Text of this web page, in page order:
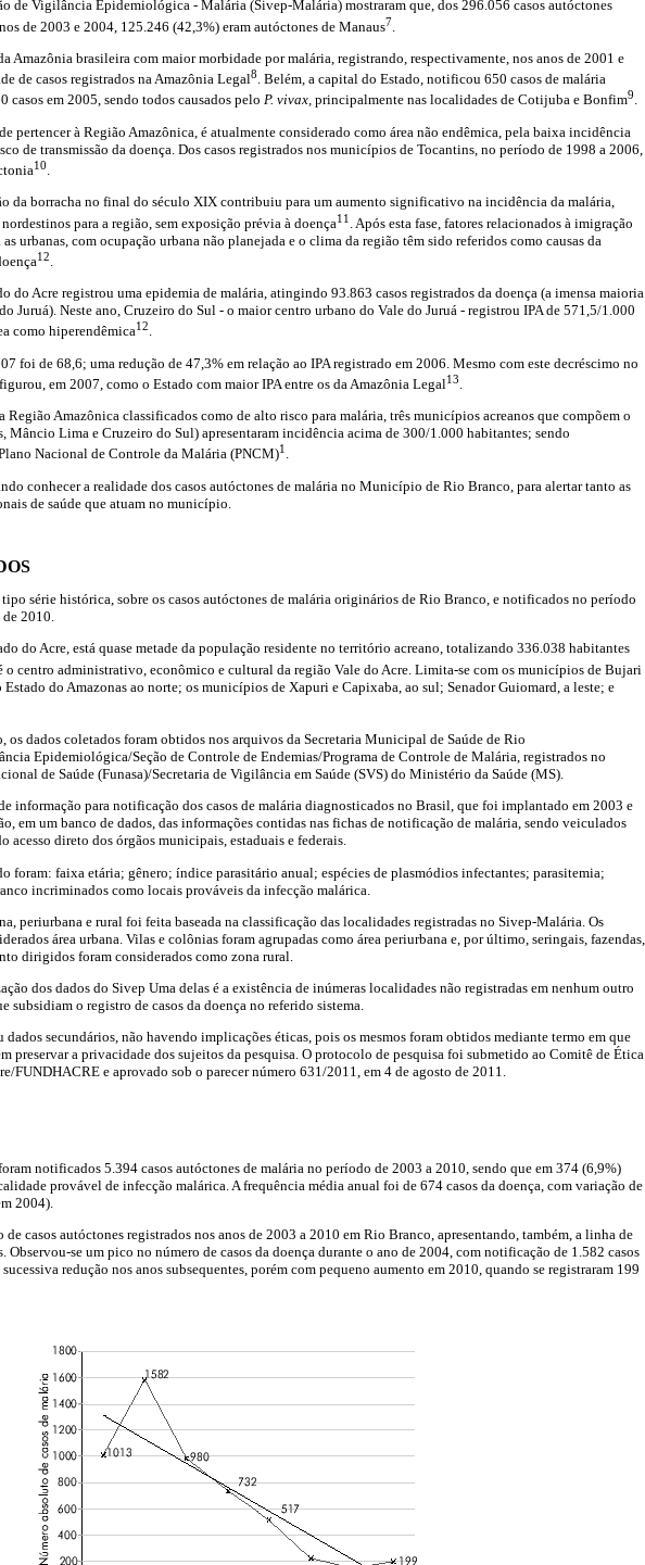
de Vigilância Epidemiológica - Malária (Sivep-Malária) mostraram que, dos 296.056 casos autóctones
de 2003 e 2004, 125.246 (42,3%) eram autóctones de Manaus7
Amazônia brasileira com maior morbidade por malária, registrando, respectivamente, nos anos de 2001 e
de casos registrados na Amazônia Legal8. Belém, a capital do Estado, notificou 650 casos de malária
casos em 2005, sendo todos causados pelo P. vivax, principalmente nas localidades de Cotijuba e Bonfim9.
pertencer à Região Amazônica, é atualmente considerado como área não endêmica, pela baixa incidência
de transmissão da doença. Dos casos registrados nos municípios de Tocantins, no período de 1998 a 2006,
10
da borracha no final do século XIX contribuiu para um aumento significativo na incidência da malária,
para a região, sem exposição prévia à doença11
. Após esta fase, fatores relacionados à imigração
as urbanas, com ocupação urbana não planejada e o clima da região têm sido referidos como causas da
12
do Acre registrou uma epidemia de malária, atingindo 93.863 casos registrados da doença (a imensa maioria
Juruá). Neste ano, Cruzeiro do Sul - o maior centro urbano do Vale do Juruá - registrou IPA de 571,5/1.000
como hiperendêmica12.
foi de 68,6; uma redução de 47,3% em relação ao IPA registrado em 2006. Mesmo com este decréscimo no
em 2007, como o Estado com maior IPA entre os da Amazônia Legal13
Amazônica classificados como de alto risco para malária, três municípios acreanos que compõem o
Mâncio Lima e Cruzeiro do Sul) apresentaram incidência acima de 300/1.000 habitantes; sendo
Nacional de Controle da Malária (PNCM)1 .
conhecer a realidade dos casos autóctones de malária no Município de Rio Branco, para alertar tanto as
de saúde que atuam no município.
série histórica, sobre os casos autóctones de malária originários de Rio Branco, e notificados no período
de 2010.
do Acre, está quase metade da população residente no território acreano, totalizando 336.038 habitantes
o centro administrativo, econômico e cultural da região Vale do Acre. Limita-se com os municípios de Bujari
do Amazonas ao norte; os municípios de Xapuri e Capixaba, ao sul; Senador Guiomard, a leste; e
os dados coletados foram obtidos nos arquivos da Secretaria Municipal de Saúde de Rio
Epidemiológica/Seção de Controle de Endemias/Programa de Controle de Malária, registrados no
de Saúde (Funasa)/Secretaria de Vigilância em Saúde (SVS) do Ministério da Saúde (MS).
informação para notificação dos casos de malária diagnosticados no Brasil, que foi implantado em 2003 e
em um banco de dados, das informações contidas nas fichas de notificação de malária, sendo veiculados
acesso direto dos órgãos municipais, estaduais e federais.
foram: faixa etária; gênero; índice parasitário anual; espécies de plasmódios infectantes; parasitemia;
incriminados como locais prováveis da infecção malárica.
periurbana e rural foi feita baseada na classificação das localidades registradas no Sivep-Malária. Os
área urbana. Vilas e colônias foram agrupadas como área periurbana e, por último, seringais, fazendas,
dirigidos foram considerados como zona rural.
dos dados do Sivep Uma delas é a existência de inúmeras localidades não registradas em nenhum outro
subsidiam o registro de casos da doença no referido sistema.
dados secundários, não havendo implicações éticas, pois os mesmos foram obtidos mediante termo em que
preservar a privacidade dos sujeitos da pesquisa. O protocolo de pesquisa foi submetido ao Comitê de Ética
FUNDHACRE e aprovado sob o parecer número 631/2011, em 4 de agosto de 2011.
notificados 5.394 casos autóctones de malária no período de 2003 a 2010, sendo que em 374 (6,9%)
provável de infecção malárica. A frequência média anual foi de 674 casos da doença, com variação de
2004).
casos autóctones registrados nos anos de 2003 a 2010 em Rio Branco, apresentando, também, a linha de
Observou-se um pico no número de casos da doença durante o ano de 2004, com notificação de 1.582 casos
redução nos anos subsequentes, porém com pequeno aumento em 2010, quando se registraram 199